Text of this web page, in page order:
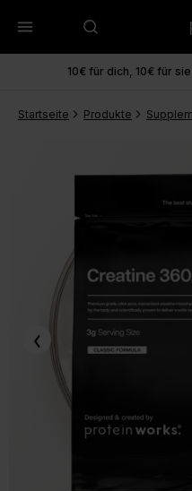
menu
10€ für dich, 10€ für
Startseite Produkte